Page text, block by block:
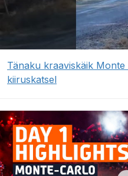
Tänaku kraaviskäik
kiiruskatsel